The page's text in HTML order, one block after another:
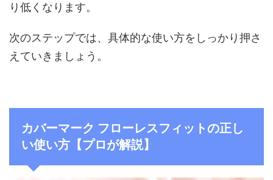
り低くなります。
次のステップでは、具体的な使い方をしっかり押さ
えていきましょう。
カバーマーク フローレスフィットの正し
い使い方【プロが解説】